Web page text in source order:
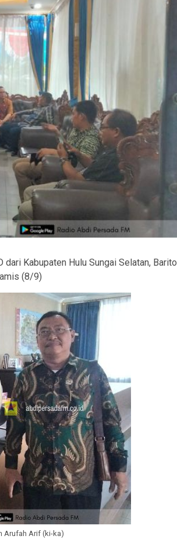
Kabupaten Hulu Sungai Selatan, Barito
(8/9)
Arufah Arif (ki-ka)
//1